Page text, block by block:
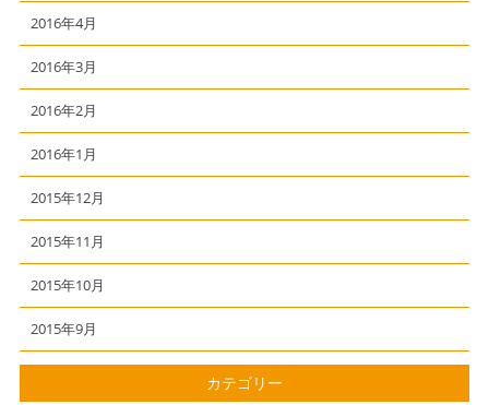
2016年4月
2016年3月
2016年2月
2016年1月
2015年12月
2015年11月
2015年10月
2015年9月
カテゴリー